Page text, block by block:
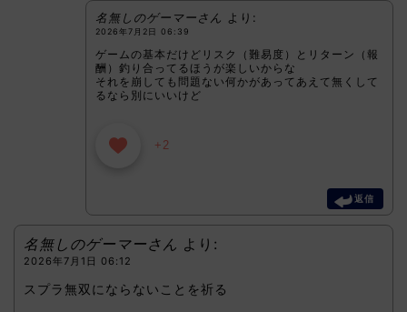
名無しのゲーマーさん より:
2026年7月2日 06:39
ゲームの基本だけどリスク（難易度）とリターン（報
酬）釣り合ってるほうが楽しいからな
それを崩しても問題ない何かがあってあえて無くして
るなら別にいいけど
+2
返信
名無しのゲーマーさん より:
2026年7月1日 06:12
スプラ無双にならないことを祈る